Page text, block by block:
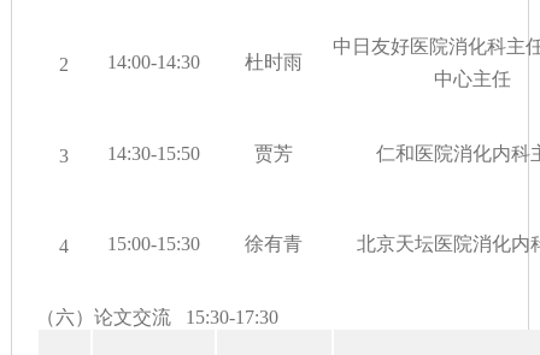
2 14:00-14:30 杜时雨
中日友好医院消化科
中心主任
3 14:30-15:50 贾芳 仁和医院消化内科
4 15:00-15:30 徐有青 北京天坛医院消化内
（六）论文交流 15:30-17:30